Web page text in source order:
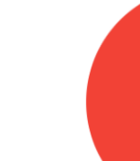
הולדת בן או בת
12.90
הוספה לסל